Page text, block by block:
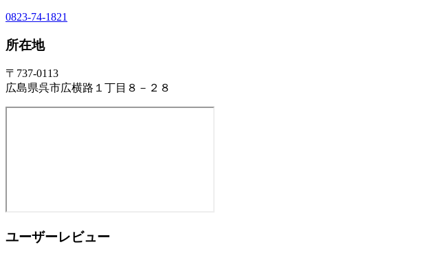
0823-74-1821
所在地
〒737-0113
広島県呉市広横路１丁目８－２８
ユーザーレビュー